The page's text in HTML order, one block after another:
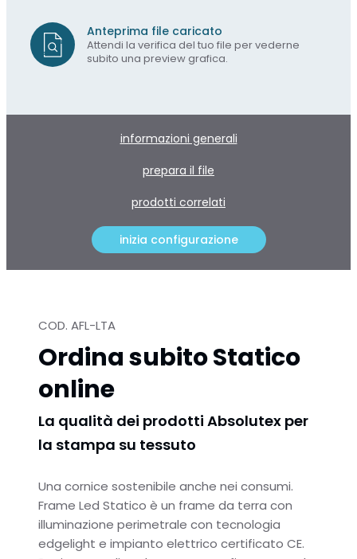
Anteprima file caricato
Attendi la verifica del tuo file per vederne
subito una preview grafica.
informazioni generali
prepara il file
prodotti correlati
inizia configurazione
COD. AFL-LTA
Ordina subito Statico
online
La qualità dei prodotti Absolutex per
la stampa su tessuto
Una cornice sostenibile anche nei consumi.
Frame Led Statico è un frame da terra con
illuminazione perimetrale con tecnologia
edgelight e impianto elettrico certificato CE.